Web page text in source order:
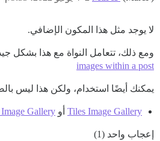
لا يوجد مثل هذا المكون الإضافي.
ومع ذلك، تتعامل النواة مع هذا بشكل
images within a post
يمكنك أيضًا استخدام، ولكن هذا ليس
Tiles Image Gallery أو Gallery
إعجاب واحد (1)